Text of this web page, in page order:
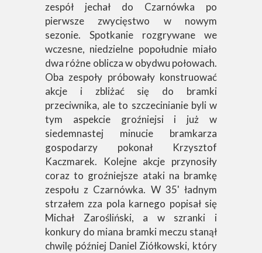
zespół jechał do Czarnówka po
pierwsze zwycięstwo w nowym
sezonie. Spotkanie rozgrywane we
wczesne, niedzielne popołudnie miało
dwa różne oblicza w obydwu połowach.
Oba zespoły próbowały konstruować
akcje i zbliżać się do bramki
przeciwnika, ale to szczecinianie byli w
tym aspekcie groźniejsi i już w
siedemnastej minucie bramkarza
gospodarzy pokonał Krzysztof
Kaczmarek. Kolejne akcje przynosiły
coraz to groźniejsze ataki na bramkę
zespołu z Czarnówka. W 35' ładnym
strzałem zza pola karnego popisał się
Michał Zarośliński, a w szranki i
konkury do miana bramki meczu stanął
chwilę później Daniel Ziółkowski, który